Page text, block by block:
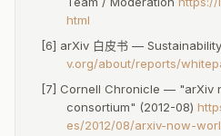
志愿者体系的脆弱性
170+ 志愿审稿人是 arXiv 的核
中的不确定性是否会影响志愿者
引发的不满情绪传导至志愿者群
html
[6] arXiv 白皮书 —
v.org/about/reports/
[7] Cornell Chronicle — "arXiv
consortium" (2012-08)
es/2012/08/arxiv-now-